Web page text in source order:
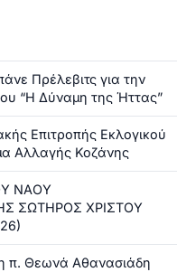
Πρέλεβιτς για την
“Η Δύναμη της Ήττας”
Επιτροπής Εκλογικού
Αλλαγής Κοζάνης
ΝΑΟΥ
ΣΩΤΗΡΟΣ ΧΡΙΣΤΟΥ
π. Θεωνά Αθανασιάδη